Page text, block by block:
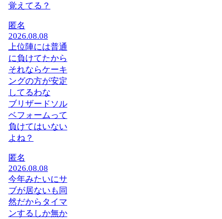
覚えてる？
匿名
2026.08.08
上位陣には普通
に負けてたから
それならケーキ
ングの方が安定
してるわな
ブリザードソル
ベフォームって
負けてはいない
よね？
匿名
2026.08.08
今年みたいにサ
ブが居ないも同
然だからタイマ
ンするしか無か